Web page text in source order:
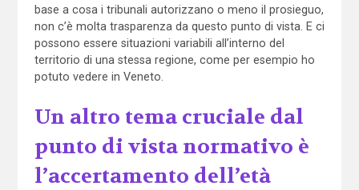
base a cosa i tribunali autorizzano o meno il prosieguo,
non c’è molta trasparenza da questo punto di vista. E ci
possono essere situazioni variabili all’interno del
territorio di una stessa regione, come per esempio ho
potuto vedere in Veneto.
Un altro tema cruciale dal
punto di vista normativo è
l’accertamento dell’età